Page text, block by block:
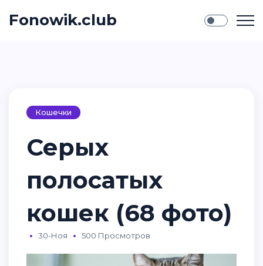
Fonowik.club
Кошечки
Серых
полосатых
кошек (68 фото)
30-Ноя 500 Просмотров